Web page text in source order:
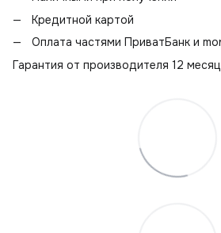
Кредитной картой
Оплата частями ПриватБанк и
Гарантия от производителя 12